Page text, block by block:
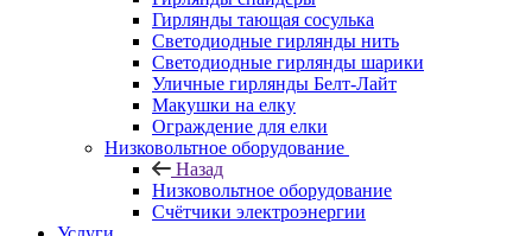
Гирлянды тающая сосулька
Светодиодные гирлянды нить
Светодиодные гирлянды шарики
Уличные гирлянды Белт-Лайт
Макушки на елку
Ограждение для елки
Низковольтное оборудование
Назад
Низковольтное оборудование
Счётчики электроэнергии